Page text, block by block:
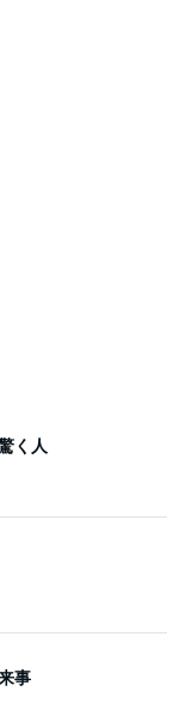
く人
事